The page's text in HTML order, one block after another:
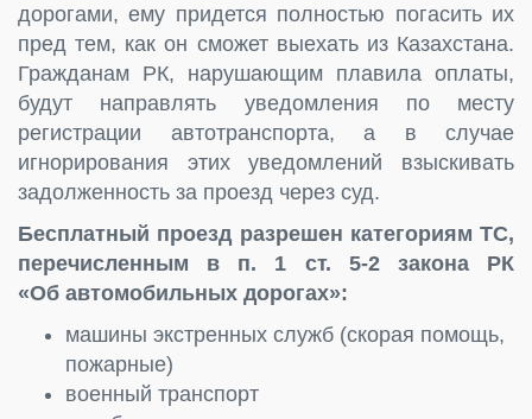
дорогами, ему придется полностью погасить их
пред тем, как он сможет выехать из Казахстана.
Гражданам РК, нарушающим плавила оплаты,
будут направлять уведомления по месту
регистрации автотранспорта, а в случае
игнорирования этих уведомлений взыскивать
задолженность за проезд через суд.
Бесплатный проезд разрешен категориям ТС,
перечисленным в п. 1 ст. 5-2 закона РК
«Об автомобильных дорогах»:
машины экстренных служб (скорая помощь,
пожарные)
военный транспорт